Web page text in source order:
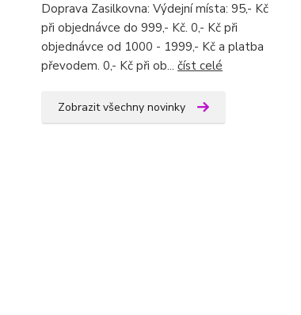
Doprava Zasilkovna: Výdejní místa: 95,- Kč
při objednávce do 999,- Kč. 0,- Kč při
objednávce od 1000 - 1999,- Kč a platba
převodem. 0,- Kč při ob... číst celé
Zobrazit všechny novinky